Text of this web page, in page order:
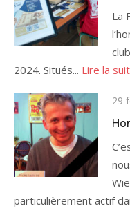
La
2024. Situés... Lire la
le
29
particulièrement actif